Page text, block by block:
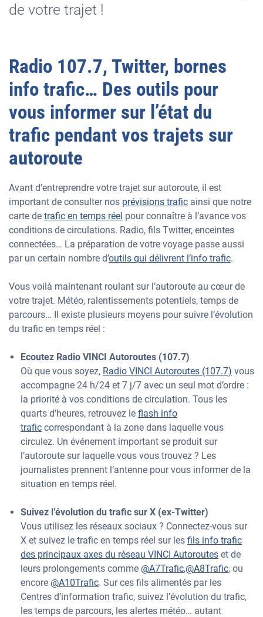
de votre trajet !
Radio 107.7, Twitter, bornes
info trafic… Des outils pour
vous informer sur l’état du
trafic pendant vos trajets sur
autoroute
Avant d’entreprendre votre trajet sur autoroute, il est
important de consulter nos prévisions trafic ainsi que notre
carte de trafic en temps réel pour connaître à l’avance vos
conditions de circulations. Radio, fils Twitter, enceintes
connectées… La préparation de votre voyage passe aussi
par un certain nombre d’outils qui délivrent l’info trafic.
Vous voilà maintenant roulant sur l’autoroute au cœur de
votre trajet. Météo, ralentissements potentiels, temps de
parcours… Il existe plusieurs moyens pour suivre l’évolution
du trafic en temps réel :
Ecoutez Radio VINCI Autoroutes (107.7)
Où que vous soyez, Radio VINCI Autoroutes (107.7) vous
accompagne 24 h/24 et 7 j/7 avec un seul mot d’ordre :
la priorité à vos conditions de circulation. Tous les
quarts d’heures, retrouvez le flash info
trafic correspondant à la zone dans laquelle vous
circulez. Un événement important se produit sur
l’autoroute sur laquelle vous vous trouvez ? Les
journalistes prennent l’antenne pour vous informer de la
situation en temps réel.
Suivez l’évolution du trafic sur X (ex-Twitter)
Vous utilisez les réseaux sociaux ? Connectez-vous sur
X et suivez le trafic en temps réel sur les fils info trafic
des principaux axes du réseau VINCI Autoroutes et de
leurs prolongements comme @A7Trafic,@A8Trafic, ou
encore @A10Trafic. Sur ces fils alimentés par les
Centres d’information trafic, suivez l’évolution du trafic,
les temps de parcours, les alertes météo… autant